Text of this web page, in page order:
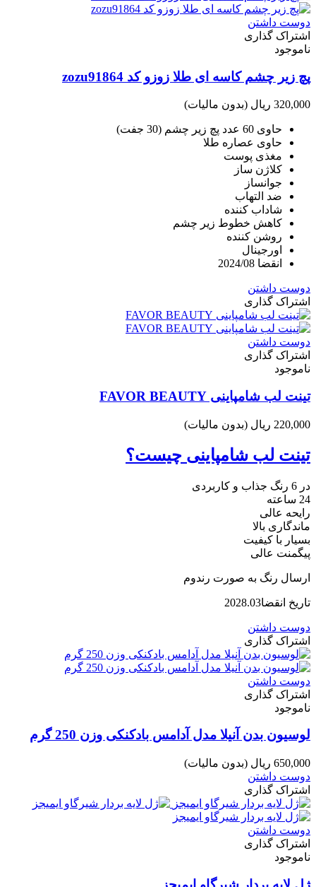
دوست داشتن
اشتراک گذاری
ناموجود
پچ زیر چشم کاسه ای طلا زوزو کد zozu91864
320,000 ریال (بدون مالیات)
حاوی 60 عدد پچ زیر چشم (30 جفت)
حاوی عصاره طلا
مغذی پوست
کلاژن ساز
جوانساز
ضد التهاب
شاداب کننده
کاهش خطوط زیر چشم
روشن کننده
اورجینال
انقضا 2024/08
دوست داشتن
اشتراک گذاری
دوست داشتن
اشتراک گذاری
ناموجود
تینت لب شامپاینی FAVOR BEAUTY
220,000 ریال (بدون مالیات)
تینت لب شامپاینی چیست؟
در 6 رنگ جذاب و کاربردی
24 ساعته
رایحه عالی
ماندگاری بالا
بسیار با کیفیت
پیگمنت عالی
ارسال رنگ به صورت رندوم
تاریخ انقضا2028.03
دوست داشتن
اشتراک گذاری
دوست داشتن
اشتراک گذاری
ناموجود
لوسیون بدن آنیلا مدل آدامس بادکنکی وزن 250 گرم
650,000 ریال
(بدون مالیات)
دوست داشتن
اشتراک گذاری
دوست داشتن
اشتراک گذاری
ناموجود